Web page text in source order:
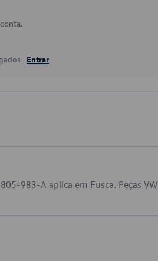
Entrar
983-A aplica em Fusca. Peças VW